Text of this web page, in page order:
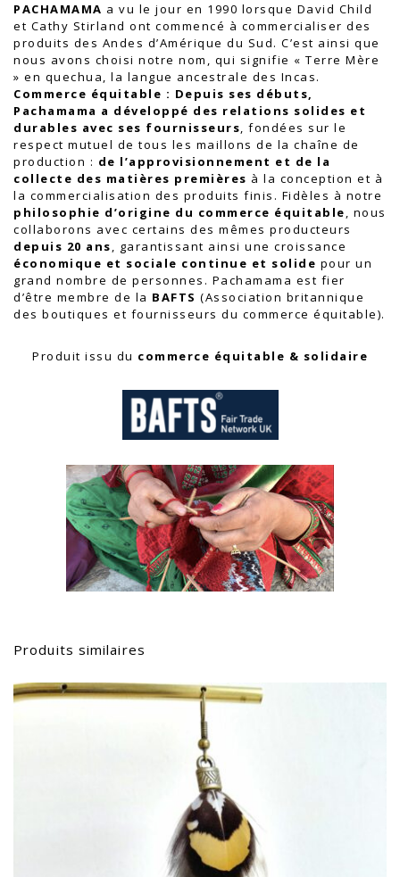
PACHAMAMA a vu le jour en 1990 lorsque David Child
et Cathy Stirland ont commencé à commercialiser des
produits des Andes d’Amérique du Sud. C’est ainsi que
nous avons choisi notre nom, qui signifie « Terre Mère
» en quechua, la langue ancestrale des Incas.
Commerce équitable : Depuis ses débuts,
Pachamama a développé des relations solides et
durables avec ses fournisseurs, fondées sur le
respect mutuel de tous les maillons de la chaîne de
production : de l’approvisionnement et de la
collecte des matières premières à la conception et à
la commercialisation des produits finis. Fidèles à notre
philosophie d’origine du commerce équitable, nous
collaborons avec certains des mêmes producteurs
depuis 20 ans, garantissant ainsi une croissance
économique et sociale continue et solide pour un
grand nombre de personnes. Pachamama est fier
d’être membre de la BAFTS (Association britannique
des boutiques et fournisseurs du commerce équitable).
Produit issu du commerce équitable & solidaire
Produits similaires